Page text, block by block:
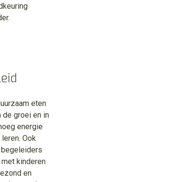
eten
de groei en in
energie
Ook
kinderen
en